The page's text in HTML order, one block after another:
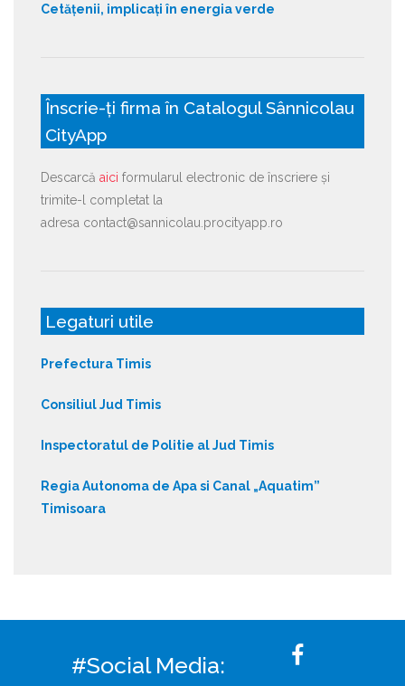
Cetățenii, implicați în energia verde
Înscrie-ți firma în Catalogul Sânnicolau
CityApp
Descarcă aici formularul electronic de înscriere și
trimite-l completat la
adresa contact@sannicolau.procityapp.ro
Legaturi utile
Prefectura Timis
Consiliul Jud Timis
Inspectoratul de Politie al Jud Timis
Regia Autonoma de Apa si Canal „Aquatim”
Timisoara
#Social Media: